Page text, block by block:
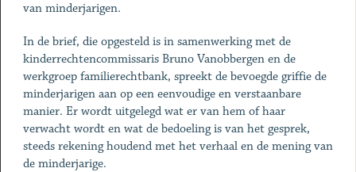
van minderjarigen.
In de brief, die opgesteld is in samenwerking met de
kinderrechtencommissaris Bruno Vanobbergen en de
werkgroep familierechtbank, spreekt de bevoegde griffie de
minderjarigen aan op een eenvoudige en verstaanbare
manier. Er wordt uitgelegd wat er van hem of haar
verwacht wordt en wat de bedoeling is van het gesprek,
steeds rekening houdend met het verhaal en de mening van
de minderjarige.